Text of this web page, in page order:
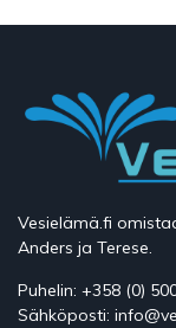
Vesielämä.fi
Anders ja Terese.
Puhelin: +358 (0)
Sähköposti: